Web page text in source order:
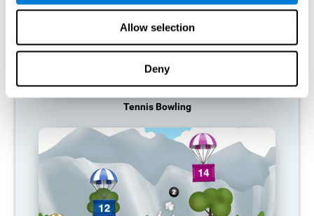
Allow selection
Deny
Tennis Bowling